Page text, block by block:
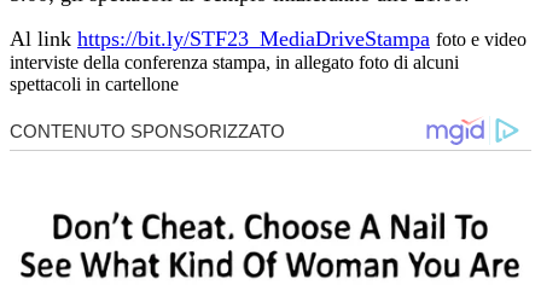
Al link https://bit.ly/STF23_MediaDriveStampa foto e video
interviste della conferenza stampa, in allegato foto di alcuni
spettacoli in cartellone